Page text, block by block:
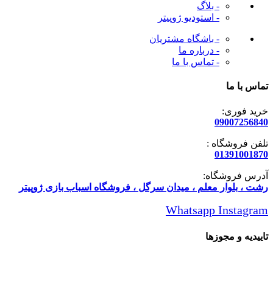
- بلاگ
- استودیو ژوپیتر
- باشگاه مشتریان
- درباره ما
- تماس با ما
تماس با ما
خرید فوری:
09007256840
تلفن فروشگاه :
01391001870
آدرس فروشگاه:
رشت ، بلوار معلم ، میدان سرگل ، فروشگاه اسباب بازی ژوپیتر
Whatsapp Instagram
تاییدیه و مجوزها